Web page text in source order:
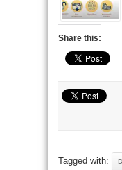
Share this:
Tagged with: